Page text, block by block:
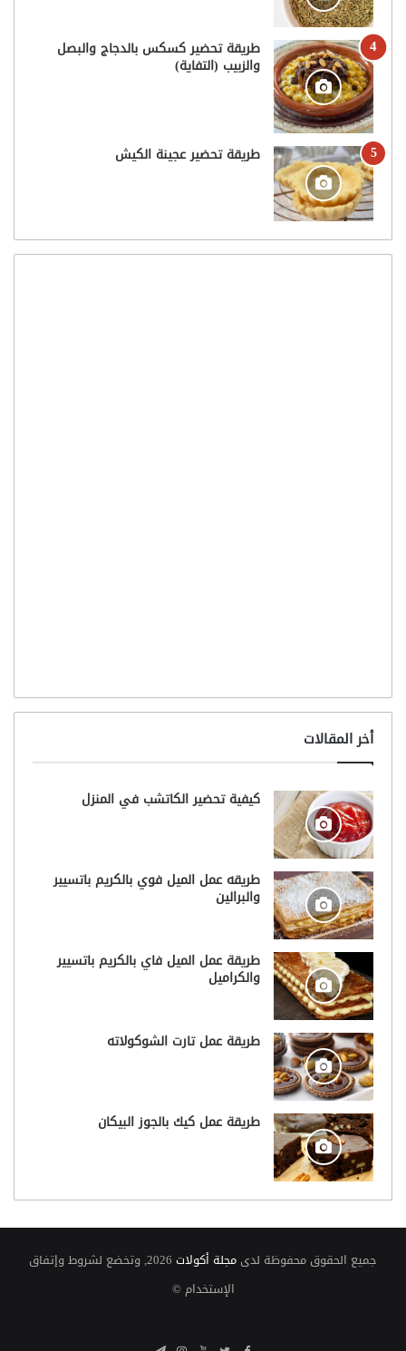
طريقة تحضير كسكس بالدجاج والبصل
والزبيب (التفاية)
طريقة تحضير عجينة الكيش
أخر المقالات
كيفية تحضير الكاتشب في المنزل
طريقه عمل الميل فوي بالكريم باتسيير
والبرالين
طريقة عمل الميل فاي بالكريم باتسيير
والكراميل
طريقة عمل تارت الشوكولاته
طريقة عمل كيك بالجوز البيكان
جميع الحقوق محفوظة لدى مجلة أكولات
2026, وتخضع لشروط وإتفاق
الإستخدام ©